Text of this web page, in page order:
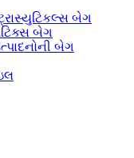
બેગ
બેગ
બેગ